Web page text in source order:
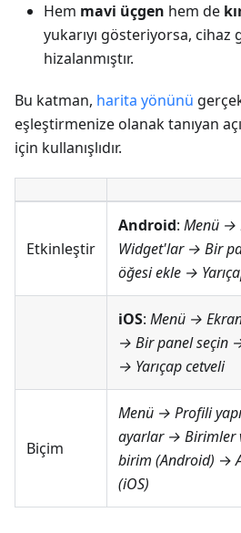
Hem mavi üçgen hem de
yukarıyı gösteriyorsa, cihaz
hizalanmıştır.
Bu katman, harita yönünü
eşleştirmenize olanak tanıyan
için kullanışlıdır.
Etkinleştir
Android: Menü →
Widget'lar→ Bir
öğesi ekle →
iOS: Menü →
→ Bir panel seçin
→ Yarıçap cetveli
Biçim
Menü → Profili
ayarlar → Birimler
birim (Android) →
(iOS)